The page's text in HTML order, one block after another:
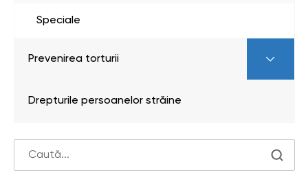
Speciale
Prevenirea torturii
Drepturile persoanelor străine